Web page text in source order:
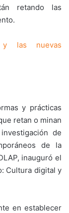
retando las
y las nuevas
y prácticas
retan o minan
de
de la
inauguró el
Cultura digital y
en establecer